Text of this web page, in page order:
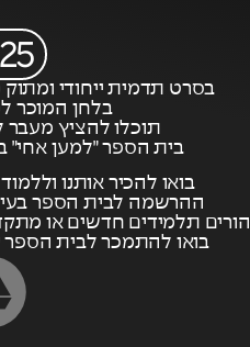
בסרט תדמית ייחודי
בלחן המוכר
תוכלו להציץ מעבר
בית הספר ״למען אחי״
בואו להכיר אותנו וללמוד
ההרשמה לבית הספר
הורים תלמידים חדשים או
בואו להתמכר לבית הספר